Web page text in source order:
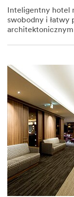
Inteligentny hotel
swobodny i łatwy
1,